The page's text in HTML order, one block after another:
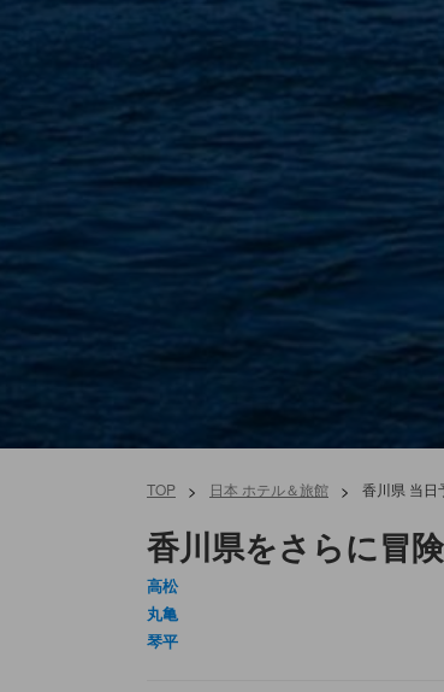
TOP > 日本 ホテル＆旅館 > 香川県 当日
香川県をさらに冒
高松
丸亀
琴平